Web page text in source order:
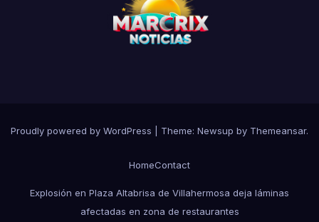
Proudly powered by WordPress Theme: Newsup by Themeansar.
HomeContact
Explosión en Plaza Altabrisa de Villahermosa deja láminas
afectadas en zona de restaurantes